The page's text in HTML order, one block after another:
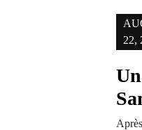
22,